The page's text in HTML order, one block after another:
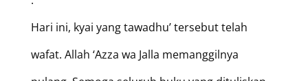
Hari ini, kyai yang tawadhu’ tersebut telah
wafat. Allah ‘Azza wa Jalla memanggilnya